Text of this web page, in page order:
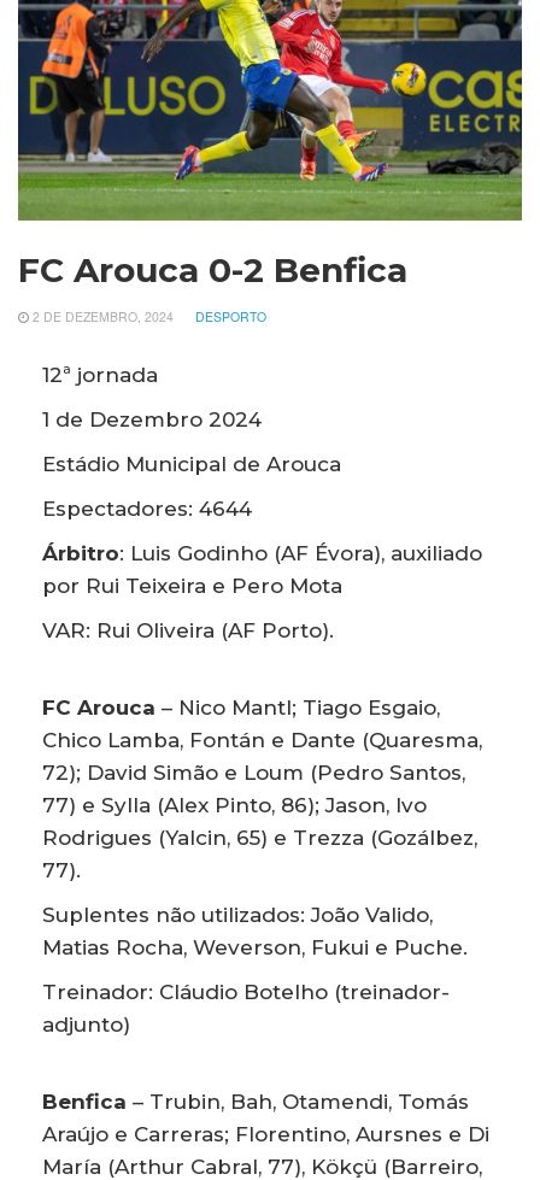
FC Arouca 0-2 Benfica
2 DE DEZEMBRO, 2024 DESPORTO
12ª jornada
1 de Dezembro 2024
Estádio Municipal de Arouca
Espectadores: 4644
Árbitro: Luis Godinho (AF Évora), auxiliado
por Rui Teixeira e Pero Mota
VAR: Rui Oliveira (AF Porto).
FC Arouca – Nico Mantl; Tiago Esgaio,
Chico Lamba, Fontán e Dante (Quaresma,
72); David Simão e Loum (Pedro Santos,
77) e Sylla (Alex Pinto, 86); Jason, Ivo
Rodrigues (Yalcin, 65) e Trezza (Gozálbez,
77).
Suplentes não utilizados: João Valido,
Matias Rocha, Weverson, Fukui e Puche.
Treinador: Cláudio Botelho (treinador-
adjunto)
Benfica – Trubin, Bah, Otamendi, Tomás
Araújo e Carreras; Florentino, Aursnes e Di
María (Arthur Cabral, 77), Kökçü (Barreiro,